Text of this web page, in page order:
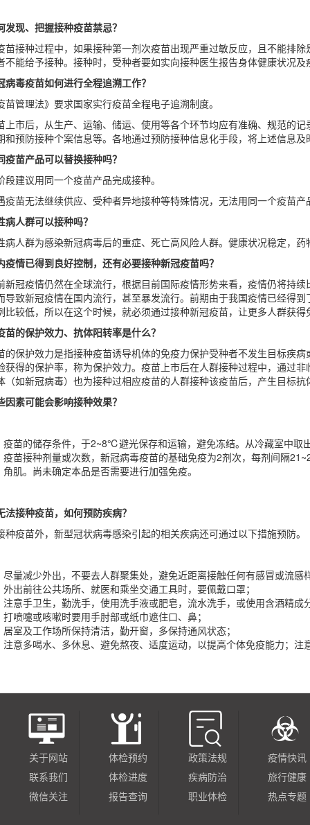
发现、把握接种疫苗禁忌？
苗接种过程中，如果接种第一剂次疫苗出现严重过敏反应，且不能排
不能给予接种。接种时，受种者要如实向接种医生报告身体健康状况
病毒疫苗如何进行全程追溯工作？
苗管理法》要求国家实行疫苗全程电子追溯制度。
上市后，从生产、运输、储运、使用等各个环节均应有准确、规范的
和预防接种个案信息等。各地通过预防接种信息化手段，将上述信息
疫苗产品可以替换接种吗？
段建议用同一个疫苗产品完成接种。
疫苗无法继续供应、受种者异地接种等特殊情况，无法用同一个疫苗
病人群可以接种吗？
病人群为感染新冠病毒后的重症、死亡高风险人群。健康状况稳定，
疫情已得到良好控制，还有必要接种新冠疫苗吗？
新冠疫情仍然在全球流行，根据目前国际疫情形势来看，疫情仍将持
导致新冠疫情在国内流行，甚至暴发流行。前期由于我国疫情已经得
比较低，所以在这个时候，就必须通过接种新冠疫苗，让更多人群获
苗的保护效力、抗体阳转率是什么？
的保护效力是指接种疫苗诱导机体的免疫力保护受种者不发生目标疾
获得的保护率，称为保护效力。疫苗上市后在人群接种过程中，通过
（如新冠病毒）也为接种过相应疫苗的人群接种该疫苗后，产生目标
因素可能会影响接种效果？
疫苗的储存条件，于2~8℃避光保存和运输，避免冻结。从冷藏室中取
疫苗接种剂量或次数，新冠病毒疫苗的基础免疫为2剂次，每剂间隔
角肌。尚未确定本品是否需要进行加强免疫。
法接种疫苗，如何预防疾病？
种疫苗外，新型冠状病毒感染引起的相关疾病还可通过以下措施预防。
尽量减少外出，不要去人群聚集处，避免近距离接触任何有感冒或流感
外出前往公共场所、就医和乘坐交通工具时，要佩戴口罩；
注意手卫生，勤洗手，使用洗手液或肥皂，流水洗手，或使用含酒精成
打喷嚏或咳嗽时要用手肘部或纸巾遮住口、鼻；
居室及工作场所保持清洁，勤开窗，多保持通风状态；
注意多喝水、多休息、避免熬夜、适度运动，以提高个体免疫能力；注
关于网站
联系我们
微信关注
体检预约
体检进度
报告查询
政策法规
疾病防治
职业体检
疫情快讯
旅行健康
热点专题